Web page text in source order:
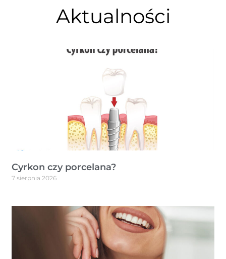
Aktualności
Cyrkon czy porcelana?
7 sierpnia 2026